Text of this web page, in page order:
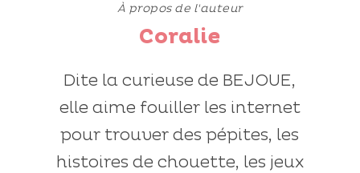
À propos de l'auteur
Coralie
Dite la curieuse de BEJOUE,
elle aime fouiller les internet
pour trouver des pépites, les
histoires de chouette, les jeux